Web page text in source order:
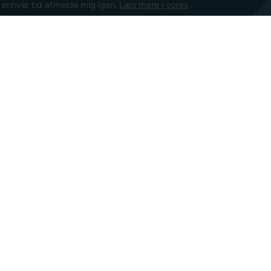
tid afmelde mig igen. Læs mere i vores
post